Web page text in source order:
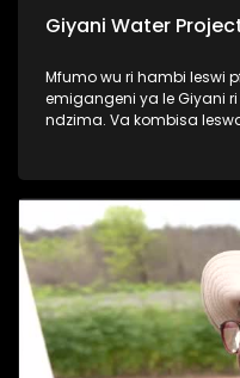
Giyani Water
Mfumo wu ri hambi leswi
emigangeni ya le Giyani
ndzima. Va kombisa
sala. Kambe lava nga ha